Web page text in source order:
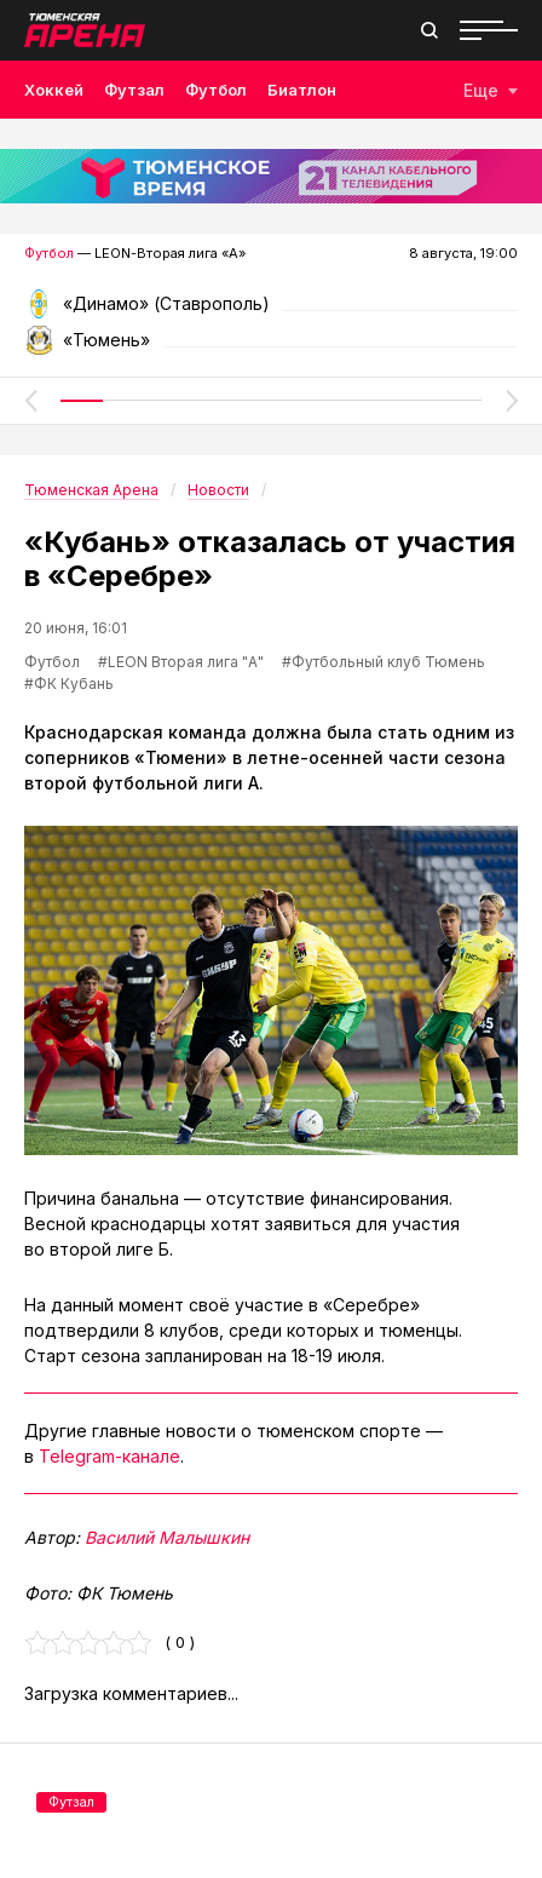
Хоккей Футзал Футбол Биатлон
Лыжные гонки Волейбол Плавание Дзюдо
Скалолазание Велоспорт Бокс
Еще
Футбол — LEON-Вторая лига «А» 8 августа, 19:00
«Динамо» (Ставрополь)
«Тюмень»
Тюменская Арена Новости
«Кубань» отказалась от участия
в «Серебре»
20 июня, 16:01
Футбол
#LEON Вторая лига "А"
#Футбольный клуб Тюмень
#ФК Кубань
Краснодарская команда должна была стать одним из
соперников «Тюмени» в летне-осенней части сезона
второй футбольной лиги А.
Причина банальна — отсутствие финансирования.
Весной краснодарцы хотят заявиться для участия
во второй лиге Б.
На данный момент своё участие в «Серебре»
подтвердили 8 клубов, среди которых и тюменцы.
Старт сезона запланирован на 18-19 июля.
Другие главные новости о тюменском спорте —
в Telegram-канале.
Автор: Василий Малышкин
Фото: ФК Тюмень
( 0 )
Загрузка комментариев...
Футзал